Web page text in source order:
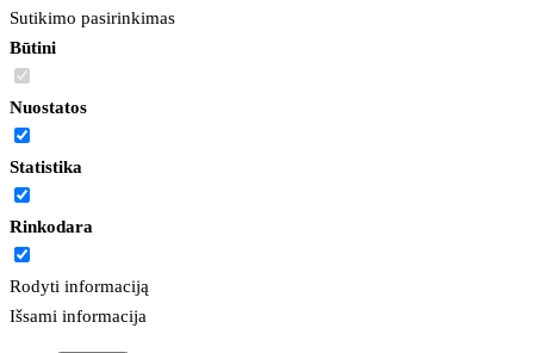
Sutikimo pasirinkimas
Būtini
Nuostatos
Statistika
Rinkodara
Rodyti informaciją
Išsami informacija